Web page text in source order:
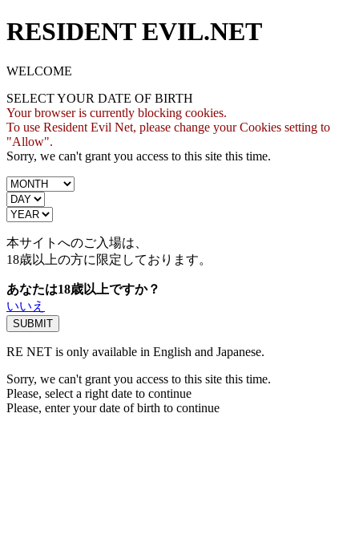
RESIDENT EVIL.NET
WELCOME
SELECT YOUR DATE OF BIRTH
Your browser is currently blocking cookies.
To use Resident Evil Net, please change your Cookies setting to
"Allow".
Sorry, we can't grant you access to this site this time.
本サイトへのご入場は、
18歳以上の方に限定しております。
あなたは18歳以上ですか？
いいえ
RE NET is only available in English and Japanese.
Sorry, we can't grant you access to this site this time.
Please, select a right date to continue
Please, enter your date of birth to continue